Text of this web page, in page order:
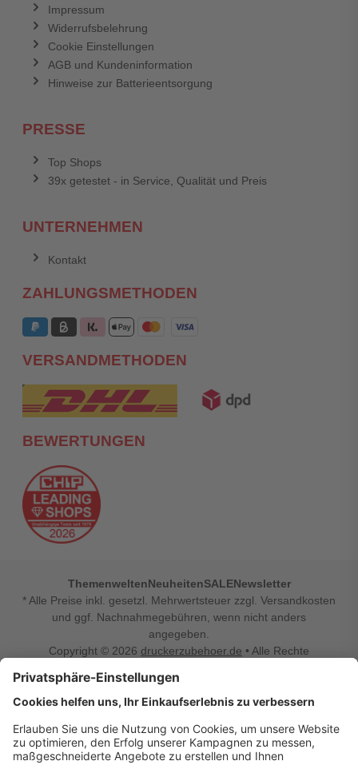
Impressum
Widerrufsbelehrung
Cookie Einstellungen
AGB und Kundeninformation
Hinweise zur Batterieentsorgung
PRESSE
Top Shops
39x getestet - in Service, Qualität und Preis
UNTERNEHMEN
Kontakt
ZAHLUNGSMETHODEN
VERSANDMETHODEN
BEWERTUNGEN
ThemenweltenNeuheitenSALENewsletter
* Alle Preise inkl. gesetzl. Mehrwertsteuer zzgl. Versandkosten
und ggf. Nachnahmegebühren, wenn nicht anders
angegeben.
Copyright © 2026 druckerzubehoer.de • Alle Rechte
Vertrag widerrufen
Druckerzubehoer.de – preiswerte Qualität für Ihr Office
Sie sind auf der Suche nach dem passenden Druckerzubehör
oder Zubehör für das Büro, den Computer oder Ihr
Smartphone? Dann sind Sie bei Druckerzubehoer.de genau